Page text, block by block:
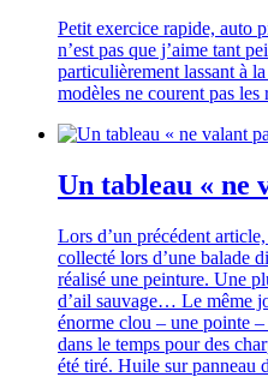
Petit exercice rapide, auto
n’est pas que j’aime tant
particulièrement lassant à
modèles ne courent pas
Un tableau « ne
Lors d’un précédent
collecté lors d’une balade
réalisé une peinture. Une
d’ail sauvage… Le même
énorme clou – une pointe
dans le temps pour des
été tiré. Huile sur panneau